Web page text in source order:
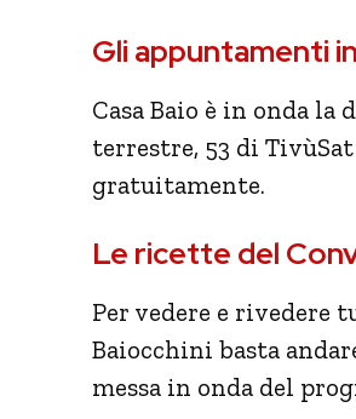
Gli appuntamenti
Casa Baio è in onda la
terrestre, 53 di
gratuitamente.
Le ricette del
Per vedere e rivedere
Baiocchini basta
messa in onda del